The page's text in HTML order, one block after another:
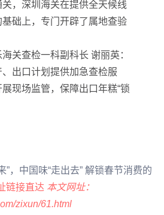
，深圳海关在提供全天候线
基础上，专门开辟了属地查验
关查检一科副科长 谢丽英：
出口计划提供加急查检服
现场监管，保障出口年糕“锁
”，中国味“走出去” 解锁春节消费的
链接直达 本文网址：
zixun/61.html